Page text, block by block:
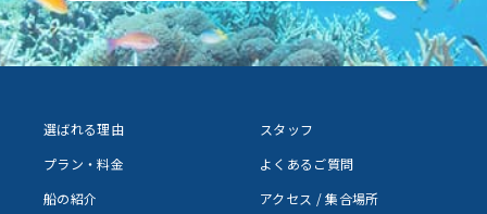
選ばれる理由
プラン・料金
船の紹介
スタッフ
よくあるご質問
アクセス / 集合場所